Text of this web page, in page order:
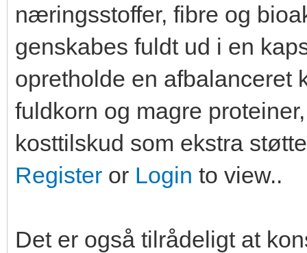
næringsstoffer, fibre og
genskabes fuldt ud i en
opretholde en afbalanceret
fuldkorn og magre
kosttilskud som ekstra
Register or Login to view..
Det er også tilrådeligt at